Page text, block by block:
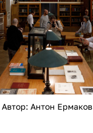
Автор: Антон Ермаков